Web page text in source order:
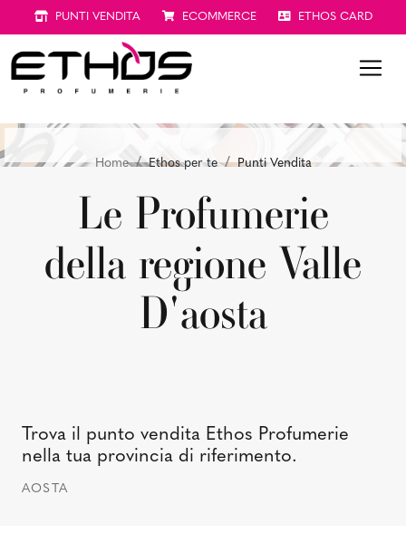
PUNTI VENDITA ECOMMERCE ETHOS CARD
Home Ethos per te Punti Vendita
Le Profumerie
della regione Valle
D'aosta
Trova il punto vendita Ethos Profumerie
nella tua provincia di riferimento.
AOSTA